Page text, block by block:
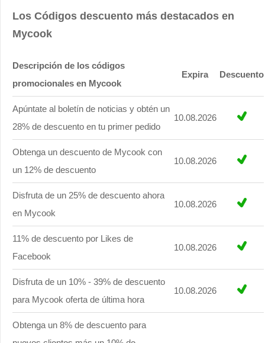
Los Códigos descuento más destacados en
Mycook
Descripción de los códigos
promocionales en Mycook
Expira Descuento
Apúntate al boletín de noticias y obtén un
28% de descuento en tu primer pedido
10.08.2026
Obtenga un descuento de Mycook con
un 12% de descuento
10.08.2026
Disfruta de un 25% de descuento ahora
en Mycook
10.08.2026
11% de descuento por Likes de
Facebook
10.08.2026
Disfruta de un 10% - 39% de descuento
para Mycook oferta de última hora
10.08.2026
Obtenga un 8% de descuento para